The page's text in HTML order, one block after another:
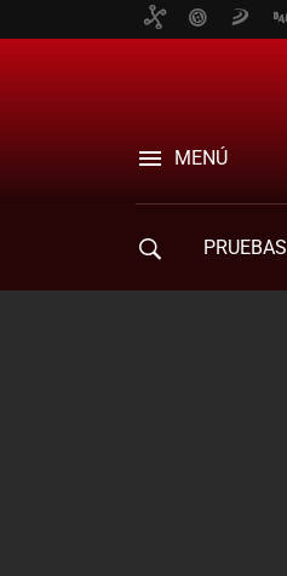
MENÚ
PRUEBAS